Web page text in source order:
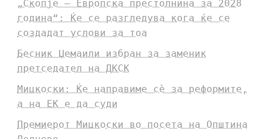
„Скопје – Европска престолнина за 2028
година“: Ќе се разгледува кога ќе се
создадат услови за тоа
Бесник Џемаили избран за заменик
претседател на ДКСК
Мицкоски: Ќе направиме сè за реформите,
а на ЕК е да суди
Премиерот Мицкоски во посета на Општина